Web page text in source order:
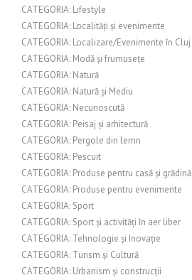
CATEGORIA: Lifestyle
CATEGORIA: Localități și evenimente
CATEGORIA: Localizare/Evenimente în Cluj
CATEGORIA: Modă și frumusețe
CATEGORIA: Natură
CATEGORIA: Natură și Mediu
CATEGORIA: Necunoscută
CATEGORIA: Peisaj și arhitectură
CATEGORIA: Pergole din lemn
CATEGORIA: Pescuit
CATEGORIA: Produse pentru casă și grădină
CATEGORIA: Produse pentru evenimente
CATEGORIA: Sport
CATEGORIA: Sport și activități în aer liber
CATEGORIA: Tehnologie și Inovație
CATEGORIA: Turism și Cultură
CATEGORIA: Urbanism și construcții